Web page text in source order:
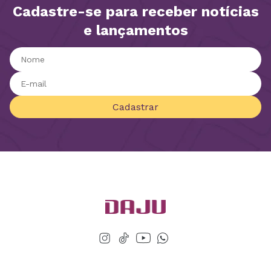
Cadastre-se para receber notícias
e lançamentos
Cadastrar